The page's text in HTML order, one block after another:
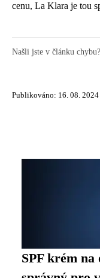
cenu, La Klara je tou
Našli jste v článku chybu?
Publikováno: 16. 08. 2024
SPF krém